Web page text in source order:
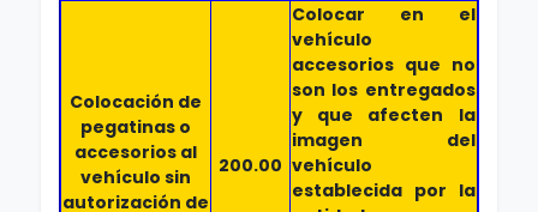
Colocación de
pegatinas o
accesorios al
vehículo sin
autorización de
200.00
Colocar en el
vehículo
accesorios que no
son los entregados
y que afecten la
imagen del
vehículo
establecida por la